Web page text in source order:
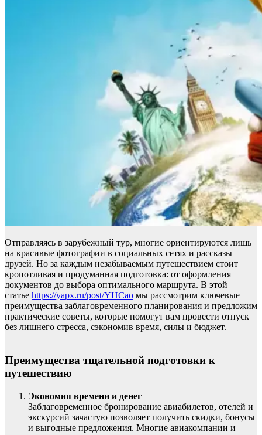
Отправляясь в зарубежный тур, многие ориентируются лишь
на красивые фотографии в социальных сетях и рассказы
друзей. Но за каждым незабываемым путешествием стоит
кропотливая и продуманная подготовка: от оформления
документов до выбора оптимального маршрута. В этой
статье https://yapx.ru/post/YHCao мы рассмотрим ключевые
преимущества заблаговременного планирования и предложим
практические советы, которые помогут вам провести отпуск
без лишнего стресса, сэкономив время, силы и бюджет.
Преимущества тщательной подготовки к
путешествию
Экономия времени и денег
Заблаговременное бронирование авиабилетов, отелей и
экскурсий зачастую позволяет получить скидки, бонусы
и выгодные предложения. Многие авиакомпании и